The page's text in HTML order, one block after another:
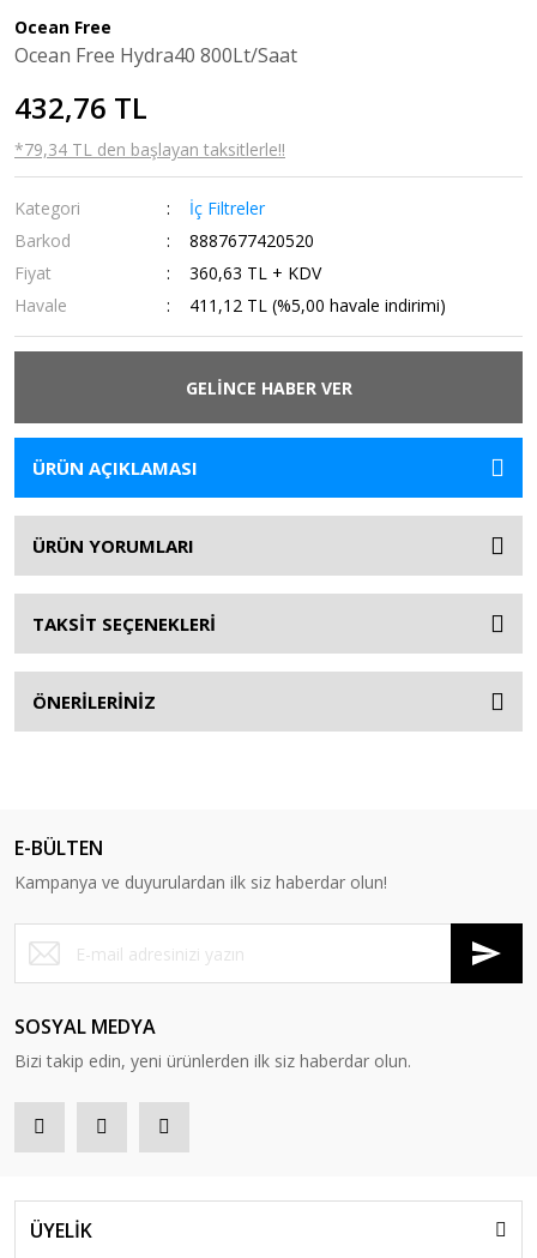
Ocean Free
Ocean Free Hydra40 800Lt/Saat
432,76 TL
*79,34 TL den başlayan taksitlerle!!
Kategori
İç Filtreler
Barkod
8887677420520
Fiyat
360,63 TL + KDV
Havale
411,12 TL (%5,00 havale indirimi)
GELİNCE HABER VER
ÜRÜN AÇIKLAMASI
ÜRÜN YORUMLARI
TAKSİT SEÇENEKLERİ
ÖNERİLERİNİZ
E-BÜLTEN
Kampanya ve duyurulardan ilk siz haberdar olun!
SOSYAL MEDYA
Bizi takip edin, yeni ürünlerden ilk siz haberdar olun.
ÜYELİK